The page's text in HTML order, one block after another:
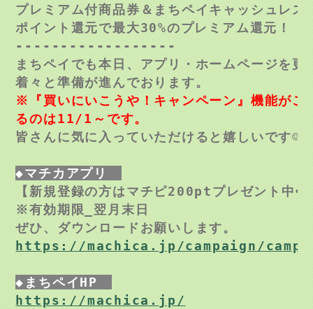
プレミアム付商品券＆まちペイキャッシュレス
ポイント還元で最大30%のプレミアム還元！
------------------
まちペイでも本日、アプリ・ホームページを更
着々と準備が進んでおります。
※『買いにいこうや！キャンペーン』機能がご
るのは11/1～です。
皆さんに気に入っていただけると嬉しいです☺
◆マチカアプリ
【新規登録の方はマチピ200ptプレゼント中❤
※有効期限_翌月末日
ぜひ、ダウンロードお願いします。
https://machica.jp/campaign/
https://machica.jp/